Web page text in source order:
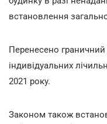
встановлення
Перенесено
індивідуальних
2021 року.
Законом також